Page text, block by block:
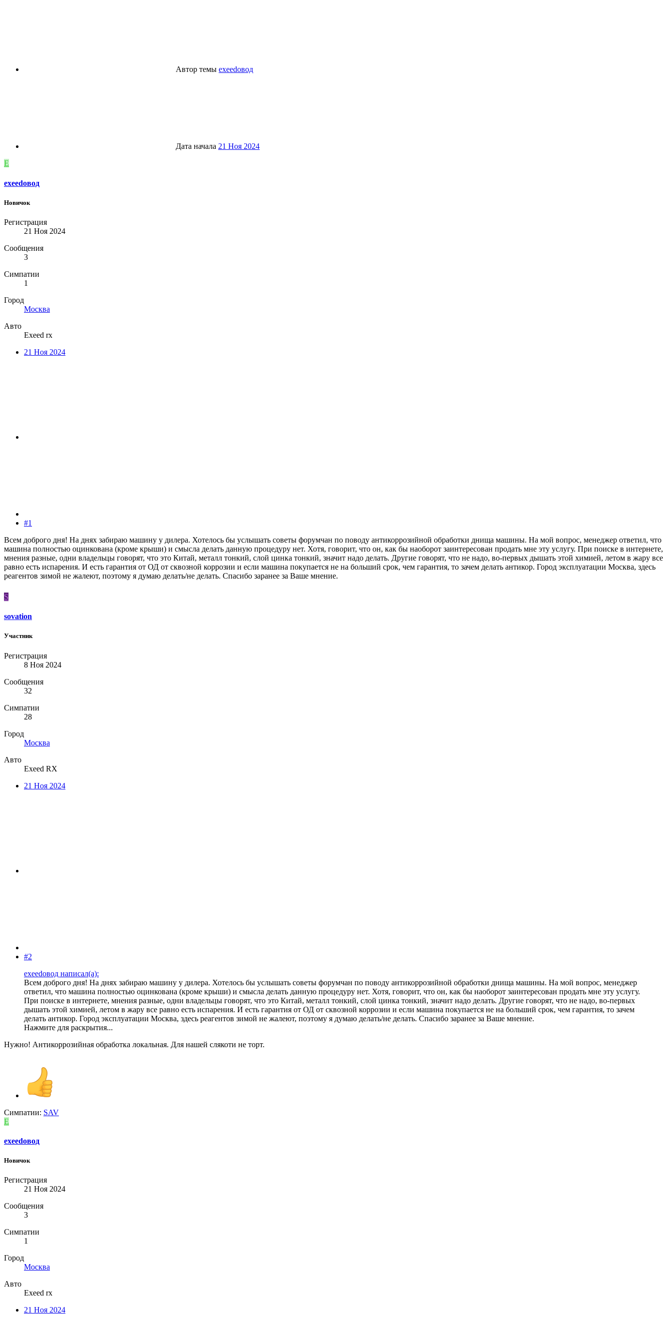
Автор темы exeedoвод
Дата начала 21 Ноя 2024
E
exeedoвод
Новичок
Регистрация
21 Ноя 2024
Сообщения
3
Симпатии
1
Город
Москва
Авто
Exeed rx
21 Ноя 2024
#1
Всем доброго дня! На днях забираю машину у дилера. Хотелось бы услышать советы форумчан по поводу антикоррозийной обработки днища машины. На мой вопрос, менеджер ответил, что
машина полностью оцинкована (кроме крыши) и смысла делать данную процедуру нет. Хотя, говорит, что он, как бы наоборот заинтересован продать мне эту услугу. При поиске в интернете,
мнения разные, одни владельцы говорят, что это Китай, металл тонкий, слой цинка тонкий, значит надо делать. Другие говорят, что не надо, во-первых дышать этой химией, летом в жару все
равно есть испарения. И есть гарантия от ОД от сквозной коррозии и если машина покупается не на больший срок, чем гарантия, то зачем делать антикор. Город эксплуатации Москва, здесь
реагентов зимой не жалеют, поэтому я думаю делать/не делать. Спасибо заранее за Ваше мнение.
S
sovation
Участник
Регистрация
8 Ноя 2024
Сообщения
32
Симпатии
28
Город
Москва
Авто
Exeed RX
21 Ноя 2024
#2
exeedoвод написал(а):
Всем доброго дня! На днях забираю машину у дилера. Хотелось бы услышать советы форумчан по поводу антикоррозийной обработки днища машины. На мой вопрос, менеджер
ответил, что машина полностью оцинкована (кроме крыши) и смысла делать данную процедуру нет. Хотя, говорит, что он, как бы наоборот заинтересован продать мне эту услугу.
При поиске в интернете, мнения разные, одни владельцы говорят, что это Китай, металл тонкий, слой цинка тонкий, значит надо делать. Другие говорят, что не надо, во-первых
дышать этой химией, летом в жару все равно есть испарения. И есть гарантия от ОД от сквозной коррозии и если машина покупается не на больший срок, чем гарантия, то зачем
делать антикор. Город эксплуатации Москва, здесь реагентов зимой не жалеют, поэтому я думаю делать/не делать. Спасибо заранее за Ваше мнение.
Нажмите для раскрытия...
Нужно! Антикоррозийная обработка локальная. Для нашей слякоти не торт.
Симпатии: SAV
E
exeedoвод
Новичок
Регистрация
21 Ноя 2024
Сообщения
3
Симпатии
1
Город
Москва
Авто
Exeed rx
21 Ноя 2024